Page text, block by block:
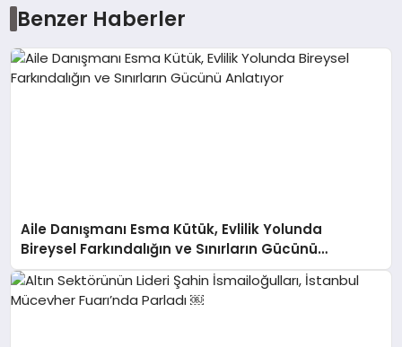
Benzer Haberler
Aile Danışmanı Esma Kütük, Evlilik Yolunda
Bireysel Farkındalığın ve Sınırların Gücünü
Anlatıyor